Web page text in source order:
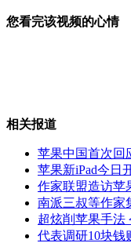
"航天种子"摇身
毛脚女婿吐心声
您看完该视频的心情
相关报道
苹果中国首次回
苹果新iPad今日
作家联盟造访苹
南派三叔等作家
超炫削苹果手法
代表调研10块钱